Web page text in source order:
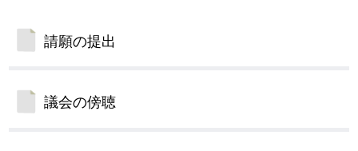
請願の提出
議会の傍聴